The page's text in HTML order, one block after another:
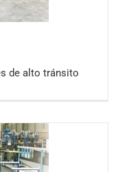
de alto tránsito